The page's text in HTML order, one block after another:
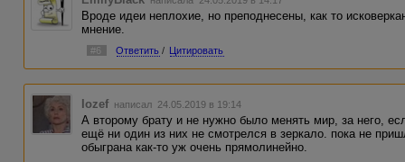
Вроде идеи неплохие, но преподнесены, как то
мнение.
#6 Ответить / Цитировать
Iozef написал 24.05.2019 в 19:14
А второму брату и не нужно было менять мир, за него,
ещё ни один из них не смотрелся в зеркало. пока не
обыграна как-то уж очень прямолинейно.